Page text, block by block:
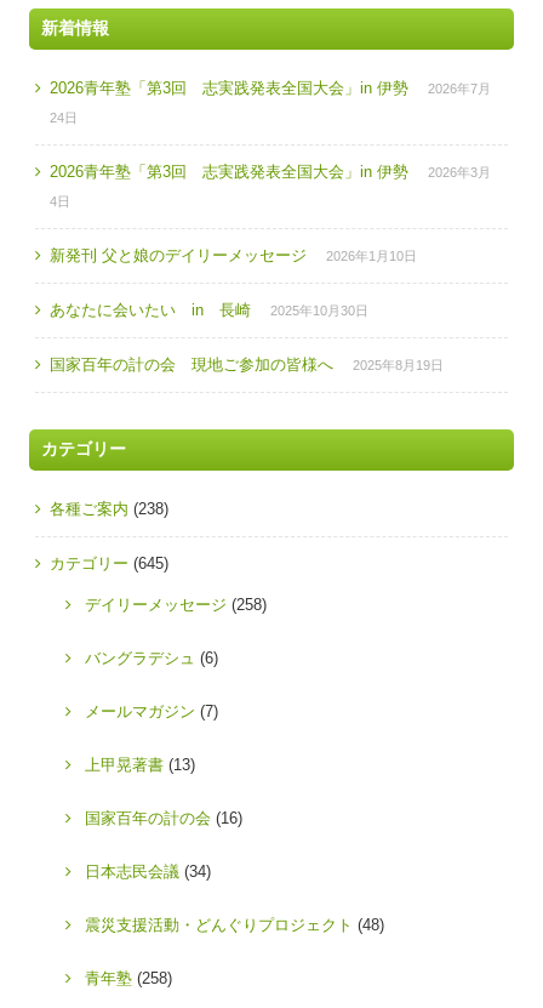
新着情報
2026青年塾「第3回 志実践発表全国大会」in 伊勢
2026年7月
24日
2026青年塾「第3回 志実践発表全国大会」in 伊勢
2026年3月
4日
新発刊 父と娘のデイリーメッセージ 2026年1月10日
あなたに会いたい in 長崎 2025年10月30日
国家百年の計の会 現地ご参加の皆様へ 2025年8月19日
カテゴリー
各種ご案内 (238)
カテゴリー (645)
デイリーメッセージ (258)
バングラデシュ (6)
メールマガジン (7)
上甲晃著書 (13)
国家百年の計の会 (16)
日本志民会議 (34)
震災支援活動・どんぐりプロジェクト (48)
青年塾 (258)